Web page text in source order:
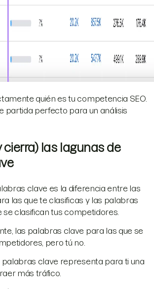
quién es tu competencia SEO.
partida perfecto para un análisis
cierra) las lagunas de
clave es la diferencia entre las
las que te clasificas y las palabras
se clasifican tus competidores.
las palabras clave para las que se
pero tú no.
palabras clave representa para ti una
más tráfico.